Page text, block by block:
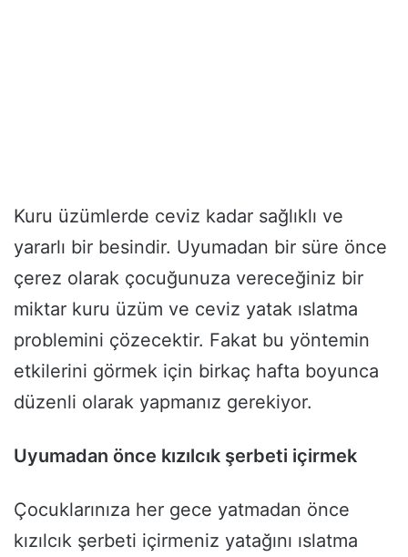
Kuru üzümlerde ceviz kadar sağlıklı ve
yararlı bir besindir. Uyumadan bir süre önce
çerez olarak çocuğunuza vereceğiniz bir
miktar kuru üzüm ve ceviz yatak ıslatma
problemini çözecektir. Fakat bu yöntemin
etkilerini görmek için birkaç hafta boyunca
düzenli olarak yapmanız gerekiyor.
Uyumadan önce kızılcık şerbeti içirmek
Çocuklarınıza her gece yatmadan önce
kızılcık şerbeti içirmeniz yatağını ıslatma